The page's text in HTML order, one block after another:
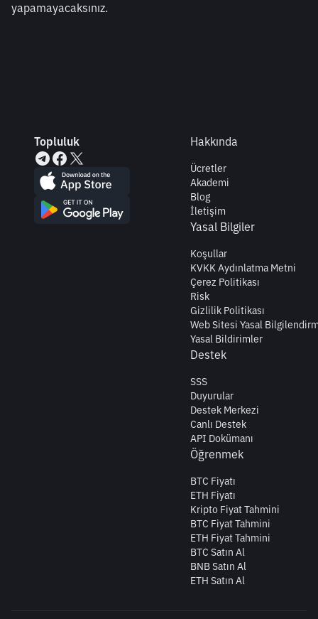
yapamayacaksınız.
Topluluk Hakkında
Ücretler
Akademi
Blog
İletişim
Yasal Bilgiler
Koşullar
KVKK Aydınlatma Metni
Çerez Politikası
Risk
Gizlilik Politikası
Web Sitesi Yasal
Yasal Bildirimler
Destek
SSS
Duyurular
Destek Merkezi
Canlı Destek
API Dokümanı
Öğrenmek
BTC Fiyatı
ETH Fiyatı
Kripto Fiyat Tahmini
BTC Fiyat Tahmini
ETH Fiyat Tahmini
BTC Satın Al
BNB Satın Al
ETH Satın Al